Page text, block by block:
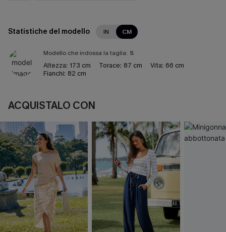
Statistiche del modello IN CM
Modello che indossa la taglia: S
Altezza: 173 cm Torace: 87 cm Vita: 66 cm
Fianchi: 82 cm
ACQUISTALO CON